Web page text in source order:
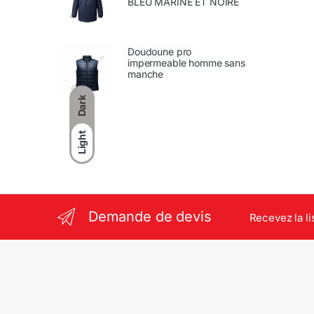
Dark
Light
Doudoune pro
impermeable homme sans
manche
Demande de devis Recevez la